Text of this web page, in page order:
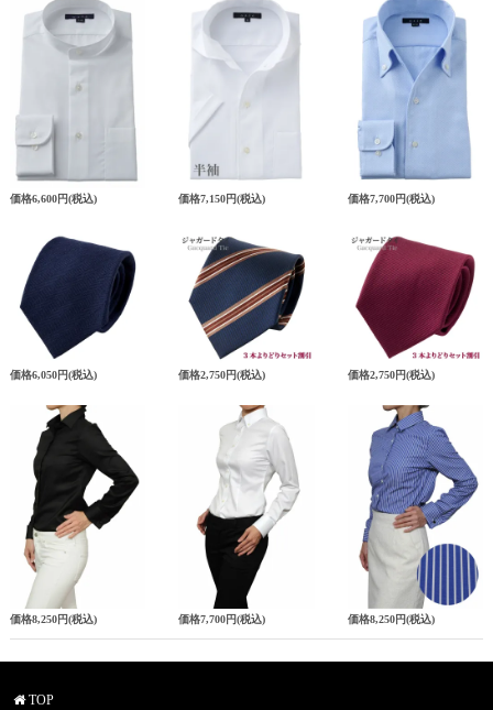
価格6,600円(税込) 価格7,150円(税込) 価格7,700円(税込)
価格6,050円(税込) 価格2,750円(税込) 価格2,750円(税込)
価格8,250円(税込) 価格7,700円(税込) 価格8,250円(税込)
TOP